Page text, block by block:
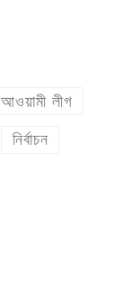
আওয়ামী লীগ
নির্বাচন